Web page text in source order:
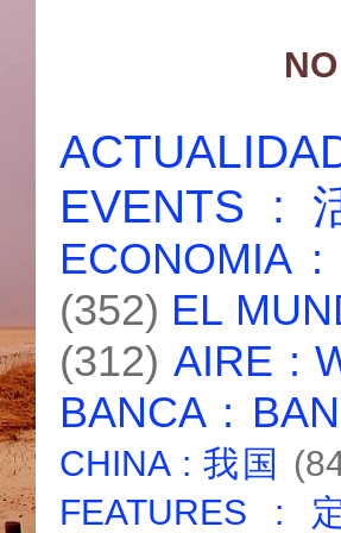
EVENTS :
ECONOMIA
(352) EL
(312) AIRE :
BANCA :
CHINA : 我国
FEATURES